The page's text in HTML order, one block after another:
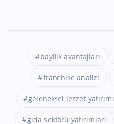
bayilik avantajları
franchise analizi
geleneksel lezzet yatırımı
gıda sektörü yatırımları